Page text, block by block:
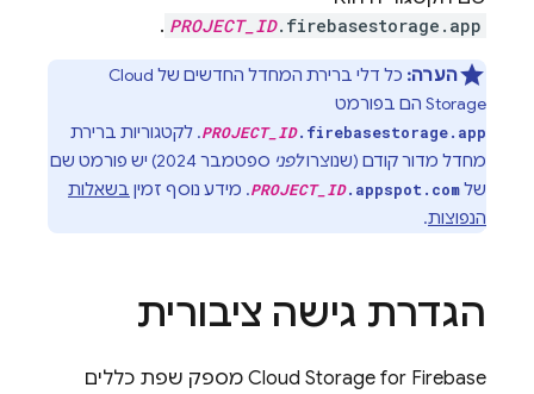
PROJECT_ID.firebasestorage.app
.
הערה: כל דלי ברירת המחדל החדשים של Cloud
Storage הם בפורמט
PROJECT_ID.firebasestorage.app
. לקטגוריות ברירת
מחדל מדור קודם (שנוצרולפני ספטמבר 2024
) יש פורמט שם
של
PROJECT_ID.appspot.com . מידע נוסף זמין בשאלות
הנפוצות.
הגדרת גישה ציבורית
Cloud Storage for Firebase מספק שפת כללים